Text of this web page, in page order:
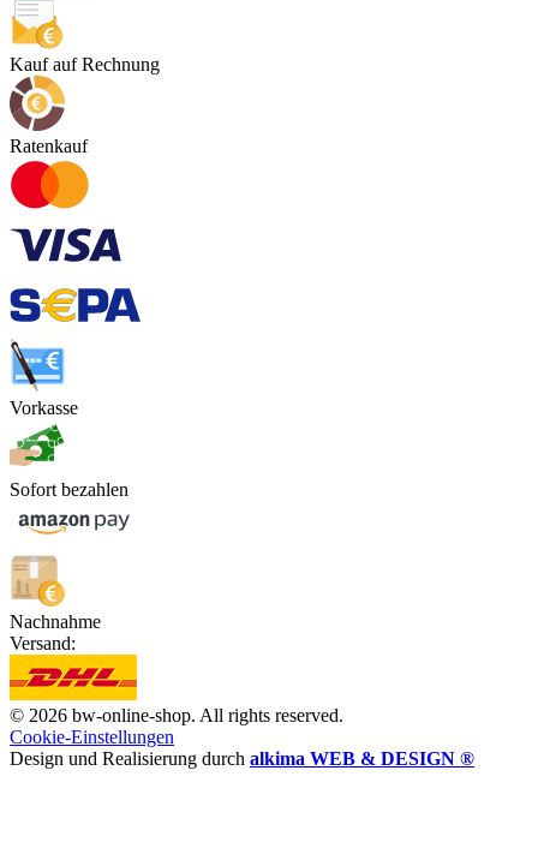
Kauf auf Rechnung
Ratenkauf
Vorkasse
Sofort bezahlen
Nachnahme
Versand:
© 2026 bw-online-shop. All rights reserved.
Cookie-Einstellungen
Design und Realisierung durch alkima WEB & DESIGN ®